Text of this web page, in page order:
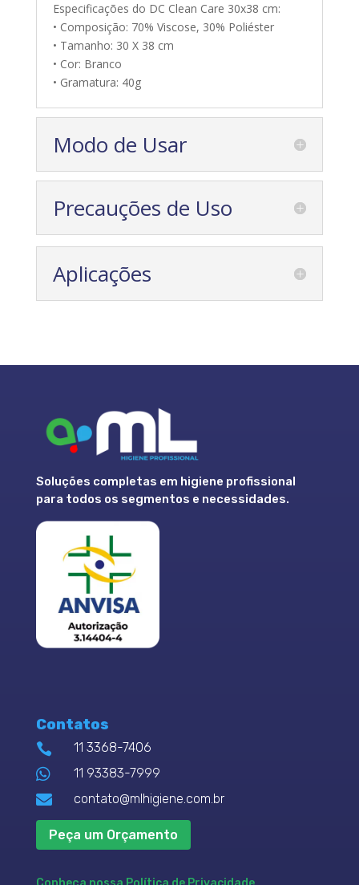
Especificações do DC Clean Care 30x38 cm:
• Composição: 70% Viscose, 30% Poliéster
• Tamanho: 30 X 38 cm
• Cor: Branco
• Gramatura: 40g
Modo de Usar
Precauções de Uso
Aplicações
Soluções completas em higiene profissional
para todos os segmentos e necessidades.
Contatos
 11 3368-7406
 11 93383-7999
 contato@mlhigiene.com.br
Peça um Orçamento